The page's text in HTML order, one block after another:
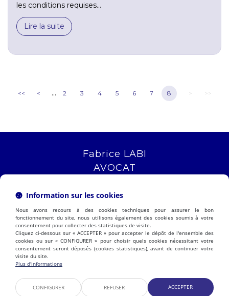
les conditions requises...
Lire la suite
<< < ... 2 3 4 5 6 7 8
Fabrice LABI
AVOCAT
13006 MARSEILLE
NOUS LOCALISER
PRÉSENTATION EXPERTISES
ACTUALITÉS
PLAN DU SITE MENTIONS LÉGALES
POLITIQUE DE COOKIES POLITIQUE DE CONFIDENTIALITÉ
Information sur les cookies
Nous avons recours à des cookies techniques pour assurer le bon
fonctionnement du site, nous utilisons également des cookies soumis à votre
consentement pour collecter des statistiques de visite.
Cliquez ci-dessous sur « ACCEPTER » pour accepter le dépôt de l'ensemble des
cookies ou sur « CONFIGURER » pour choisir quels cookies nécessitant votre
consentement seront déposés (cookies statistiques), avant de continuer votre
visite du site.
Plus d'informations
CONFIGURER REFUSER ACCEPTER